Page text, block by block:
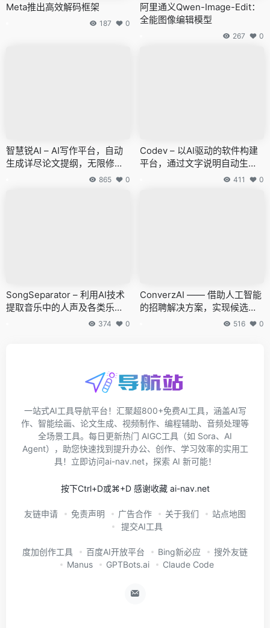
Meta推出高效解码框架
187 0
阿里通义Qwen-Image-Edit：
全能图像编辑模型
267 0
智慧锐AI – AI写作平台，自动
生成详尽论文提纲，无限修改
865 0
Codev – 以AI驱动的软件构建
平台，通过文字说明自动生成
411 0
SongSeparator – 利用AI技术
提取音乐中的人声及各类乐器
374 0
ConverzAI —— 借助人工智能
的招聘解决方案，实现候选人
的自动化筛选、交流与评价
516 0
一站式AI工具导航平台！汇聚超800+免费AI工具，涵盖AI写
作、智能绘画、论文生成、视频制作、编程辅助、音频处理等
全场景工具。每日更新热门 AIGC工具（如 Sora、AI
Agent），助您快速找到提升办公、创作、学习效率的实用工
具！立即访问ai-nav.net，探索 AI 新可能！
按下Ctrl+D或⌘+D 感谢收藏 ai-nav.net
友链申请 免责声明 广告合作 关于我们
站点地图
提交AI工具
度加创作工具 百度AI开放平台 Bing新必应
搜外友链
Manus
GPTBots.ai Claude Code